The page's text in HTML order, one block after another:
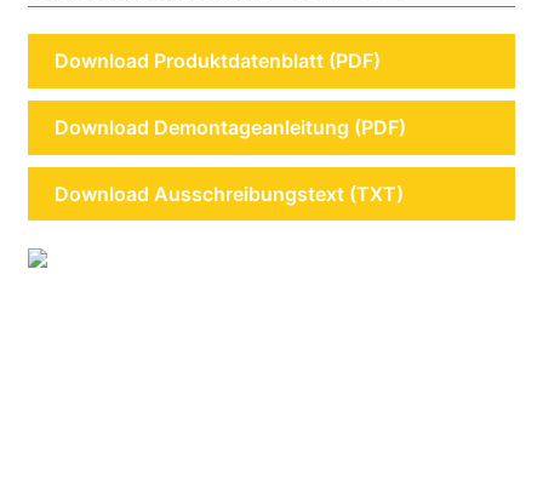
Download Produktdatenblatt (PDF)
Download Demontageanleitung (PDF)
Download Ausschreibungstext (TXT)